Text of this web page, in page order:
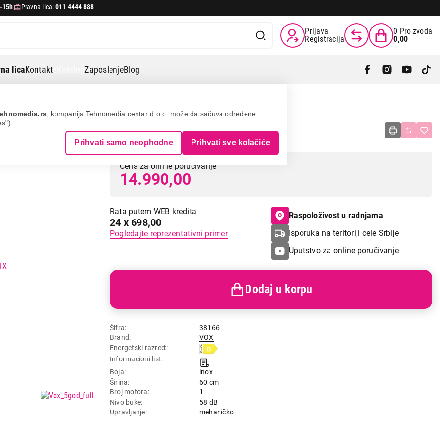
, kompanija Tehnomedia centar d.o.o. može da sačuva određene
Prihvati samo neophodne Prihvati sve kolačiće
15h Pravna lica: 011 4444 888
Prijava
Registracija
0 Proizvoda
0,00
licaKontakt eKatalogZaposlenjeBlog
VOX CGL650IX
Cena za online poručivanje
14.990,00
Rata putem WEB kredita
24 x 698,00
Pogledajte reprezentativni primer
Raspoloživost u radnjama
Isporuka na teritoriji cele Srbije
Uputstvo za online poručivanje
Šifra
38166
Brand
VOX
Energetski razred:
Informacioni list
Boja
inox
Širina
60 cm
Broj motora
1
Nivo buke
58 dB
Upravljanje
mehaničko
Dodaj u korpu